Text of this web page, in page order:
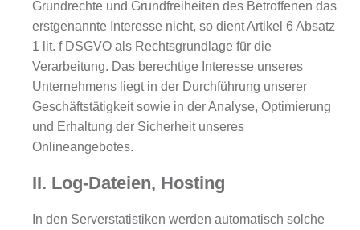
Grundrechte und Grundfreiheiten des Betroffenen das
erstgenannte Interesse nicht, so dient Artikel 6 Absatz
1 lit. f DSGVO als Rechtsgrundlage für die
Verarbeitung. Das berechtige Interesse unseres
Unternehmens liegt in der Durchführung unserer
Geschäftstätigkeit sowie in der Analyse, Optimierung
und Erhaltung der Sicherheit unseres
Onlineangebotes.
II. Log-Dateien, Hosting
In den Serverstatistiken werden automatisch solche